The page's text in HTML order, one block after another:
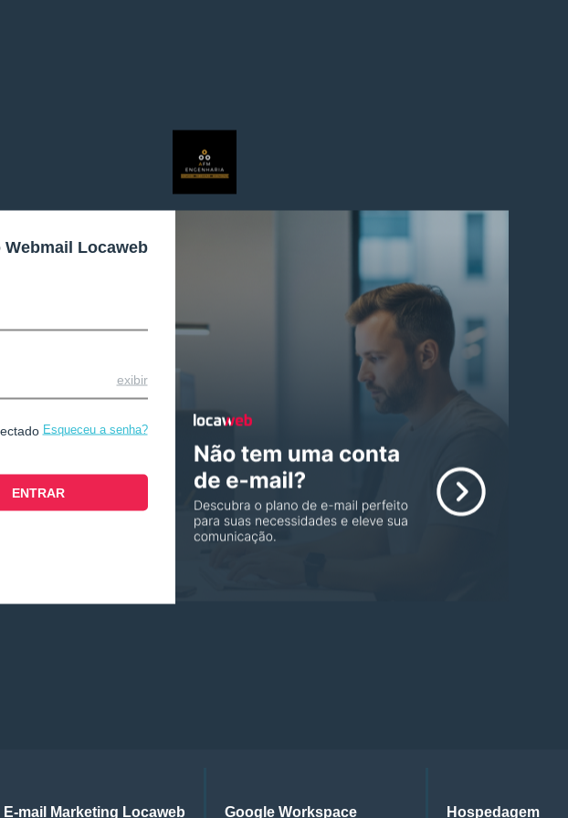
Webmail Locaweb
exibir
Esqueceu a senha?
E-mail Marketing Locaweb Google Workspace Hospedagem